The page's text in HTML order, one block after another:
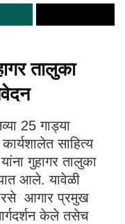
तालुका
25 गाड्या
साहित्य
गुहागर तालुका
आले. यावेळी
आगार प्रमुख
केले तसेच